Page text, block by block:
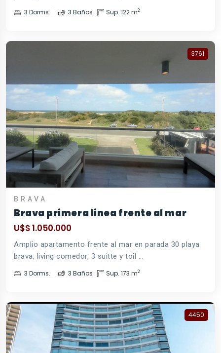
3 Dorms. 3 Baños Sup. 122 m2
3761
BRAVA
Brava primera linea frente al mar
U$S 1.050.000
Amplio apartamento frente al mar en parada 30 playa
brava, living comedor, 3 suitte y toil ...
3 Dorms. 3 Baños Sup. 173 m2
4450